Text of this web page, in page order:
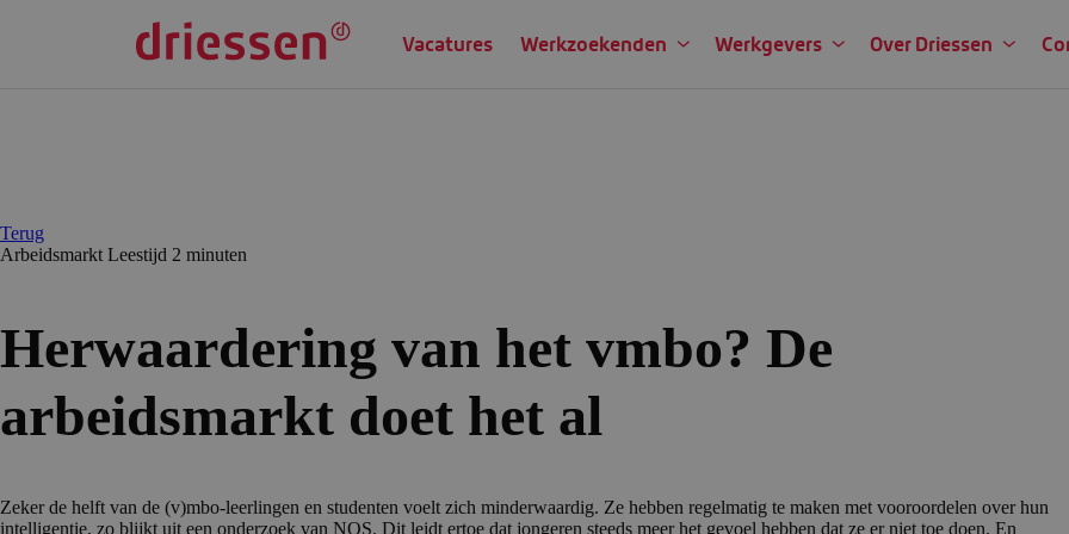
Vacatures Werkzoekenden Werkgevers Over Driessen
Terug
Arbeidsmarkt Leestijd 2 minuten
Herwaarde­ring van het vmbo? De
arbeidsmarkt doet het al
Zeker de helft van de (v)mbo-leerlingen en studenten voelt zich minderwaardig. Ze hebben regelmatig te maken met vooroordelen over hun
intelligentie, zo blijkt uit een onderzoek van NOS. Dit leidt ertoe dat jongeren steeds meer het gevoel hebben dat ze er niet toe doen. En